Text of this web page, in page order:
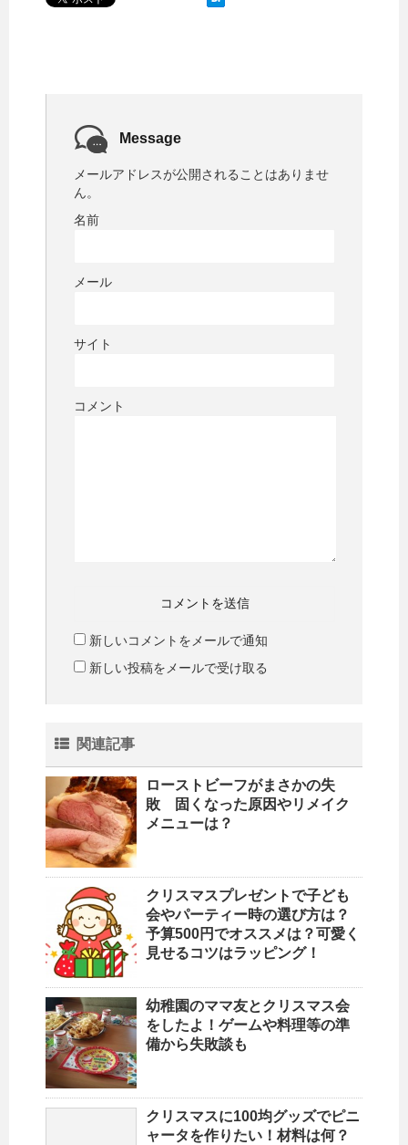
Message
メールアドレスが公開されることはありませ
ん。
名前
メール
サイト
コメント
新しいコメントをメールで通知
新しい投稿をメールで受け取る
関連記事
ローストビーフがまさかの失
敗 固くなった原因やリメイク
メニューは？
クリスマスプレゼントで子ども
会やパーティー時の選び方は？
予算500円でオススメは？可愛く
見せるコツはラッピング！
幼稚園のママ友とクリスマス会
をしたよ！ゲームや料理等の準
備から失敗談も
クリスマスに100均グッズでピニ
ャータを作りたい！材料は何？